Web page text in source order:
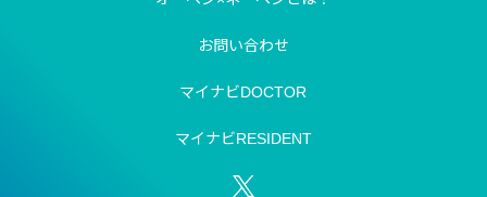
お問い合わせ
マイナビDOCTOR
マイナビRESIDENT